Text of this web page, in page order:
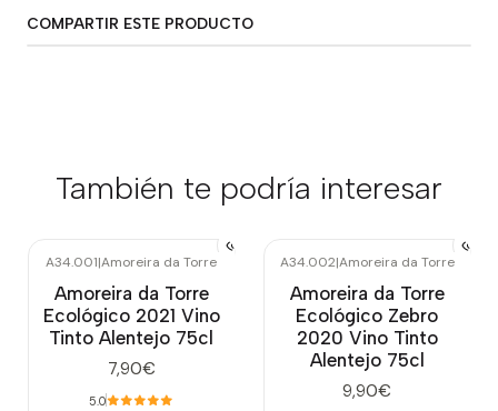
COMPARTIR ESTE PRODUCTO
También te podría interesar
A34.001|Amoreira da Torre
Amoreira da Torre
Ecológico 2021 Vino
Tinto Alentejo 75cl
7,90€
5.0
A34.002|Amoreira da Torre
Amoreira da Torre
Ecológico Zebro
2020 Vino Tinto
Alentejo 75cl
9,90€